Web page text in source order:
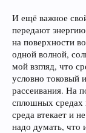
И ещё важное
передают
на поверхности
одной волной,
мой взгляд, что
условно токовый
рассеивания. На
сплошных средах
среда втекает и
надо думать, что